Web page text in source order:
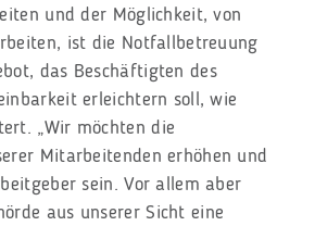
und der Möglichkeit, von
ist die Notfallbetreuung
das Beschäftigten des
erleichtern soll, wie
„Wir möchten die
Mitarbeitenden erhöhen und
sein. Vor allem aber
aus unserer Sicht eine